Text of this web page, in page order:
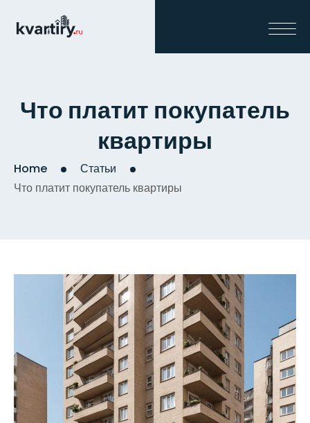
Что платит покупатель
квартиры
Home
Статьи
Что платит покупатель квартиры